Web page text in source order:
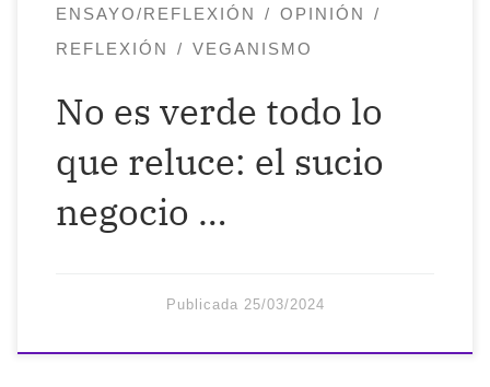
ENSAYO/REFLEXIÓN
OPINIÓN
REFLEXIÓN
VEGANISMO
No es verde todo lo
que reluce: el sucio
negocio …
Publicada 25/03/2024